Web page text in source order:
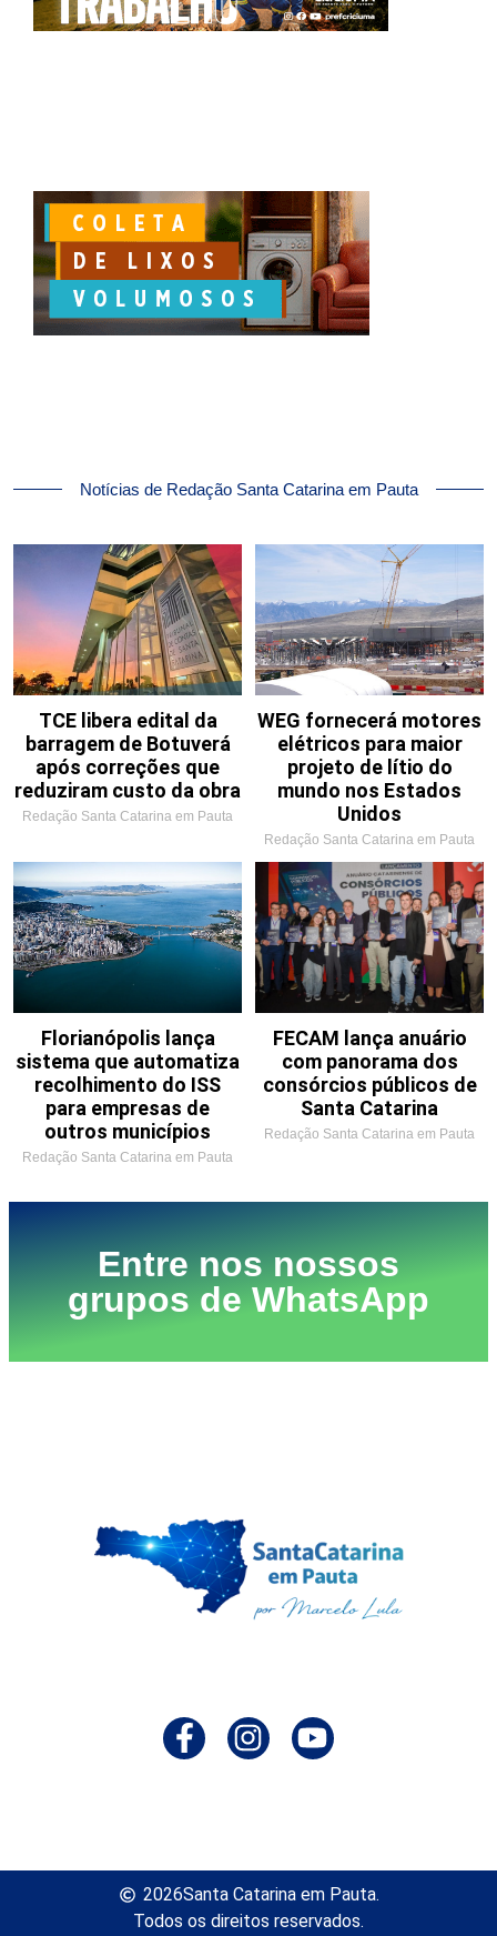
Notícias de Redação Santa Catarina em Pauta
TCE libera edital da
barragem de Botuverá
após correções que
reduziram custo da obra
Redação Santa Catarina em Pauta
WEG fornecerá motores
elétricos para maior
projeto de lítio do
mundo nos Estados
Unidos
Redação Santa Catarina em Pauta
Florianópolis lança
sistema que automatiza
recolhimento do ISS
para empresas de
outros municípios
Redação Santa Catarina em Pauta
FECAM lança anuário
com panorama dos
consórcios públicos de
Santa Catarina
Redação Santa Catarina em Pauta
Entre nos nossos
grupos de WhatsApp
2026Santa Catarina em Pauta.
Todos os direitos reservados.